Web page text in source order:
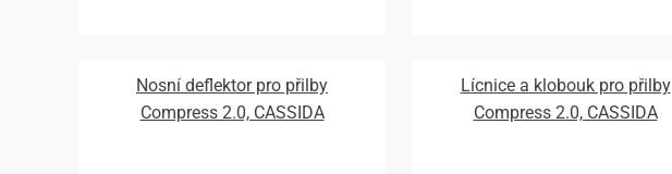
Nosní deflektor pro přilby
Compress 2.0, CASSIDA
Lícnice a klobouk pro přilby
Compress 2.0, CASSIDA